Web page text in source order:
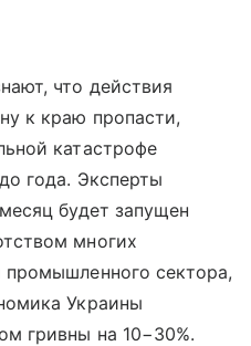
что действия
к краю пропасти,
катастрофе
года. Эксперты
будет запущен
многих
промышленного сектора,
Украины
гривны на 10−30%.